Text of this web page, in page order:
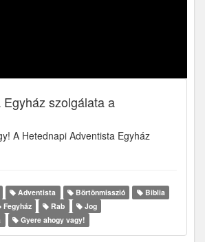
szolgálata a
A Hetednapi Adventista Egyház
Adventista Börtönmisszió
Biblia
Fegyház Rab
Jog
Gyere ahogy vagy!